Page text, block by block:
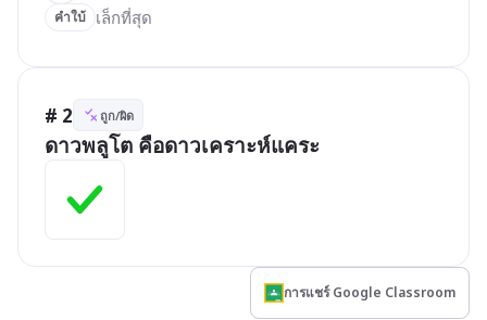
คำใบ้ เล็กที่สุด
# 2 ถูก/ผิด
ดาวพลูโต คือดาวเคราะห์แคระ
การแชร์ Google Classroom